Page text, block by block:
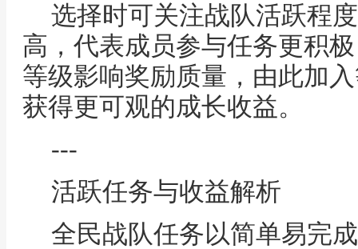
选择时可关注战队活跃程
高，代表成员参与任务更积
等级影响奖励质量，由此加
获得更可观的成长收益。
---
活跃任务与收益解析
全民战队任务以简单易完